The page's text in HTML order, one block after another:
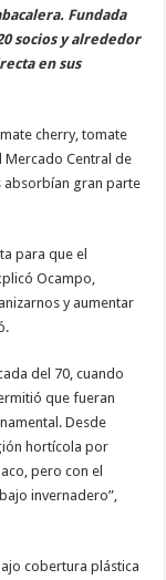
Fundada
socios y alrededor
en sus
cherry, tomate
Central de
absorbían gran parte
para que el
Ocampo,
y aumentar
del 70, cuando
que fueran
Desde
hortícola por
pero con el
invernadero”,
cobertura plástica